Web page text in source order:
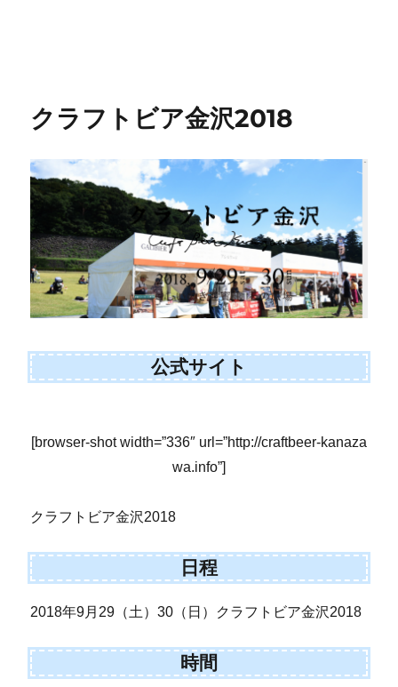
クラフトビア金沢2018
公式サイト
[browser-shot width=”336″ url=”http://craftbeer-kanaza
wa.info”]
クラフトビア金沢2018
日程
2018年9月29（土）30（日）クラフトビア金沢2018
時間